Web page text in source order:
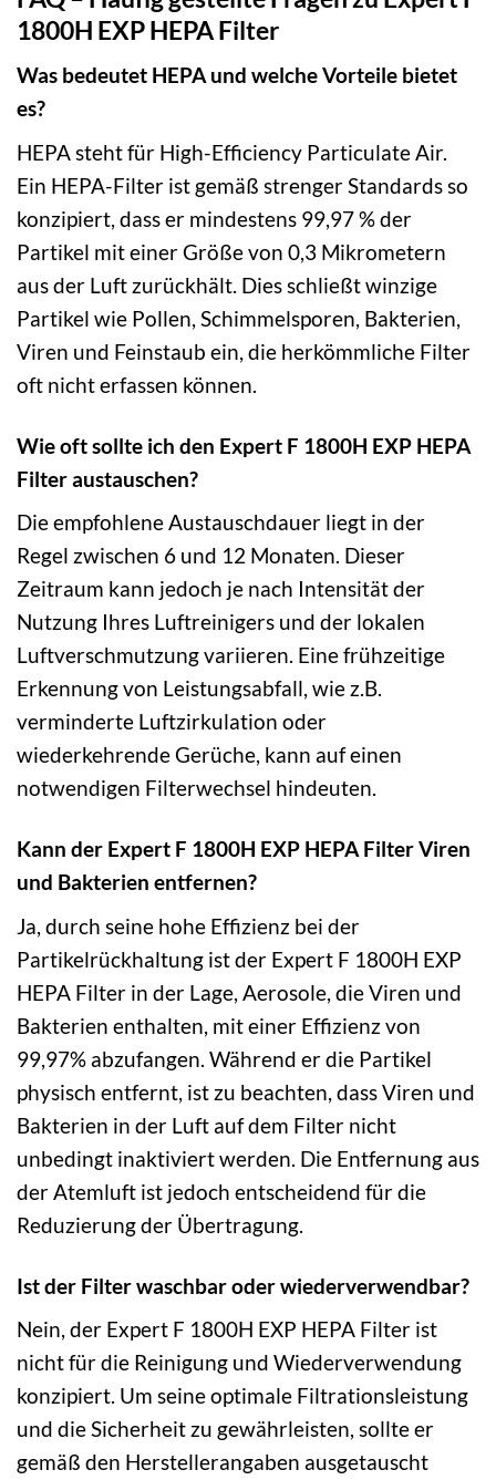
1800H EXP HEPA Filter
Was bedeutet HEPA und welche Vorteile bietet
es?
HEPA steht für High-Efficiency Particulate Air.
Ein HEPA-Filter ist gemäß strenger Standards so
konzipiert, dass er mindestens 99,97 % der
Partikel mit einer Größe von 0,3 Mikrometern
aus der Luft zurückhält. Dies schließt winzige
Partikel wie Pollen, Schimmelsporen, Bakterien,
Viren und Feinstaub ein, die herkömmliche Filter
oft nicht erfassen können.
Wie oft sollte ich den Expert F 1800H EXP HEPA
Filter austauschen?
Die empfohlene Austauschdauer liegt in der
Regel zwischen 6 und 12 Monaten. Dieser
Zeitraum kann jedoch je nach Intensität der
Nutzung Ihres Luftreinigers und der lokalen
Luftverschmutzung variieren. Eine frühzeitige
Erkennung von Leistungsabfall, wie z.B.
verminderte Luftzirkulation oder
wiederkehrende Gerüche, kann auf einen
notwendigen Filterwechsel hindeuten.
Kann der Expert F 1800H EXP HEPA Filter Viren
und Bakterien entfernen?
Ja, durch seine hohe Effizienz bei der
Partikelrückhaltung ist der Expert F 1800H EXP
HEPA Filter in der Lage, Aerosole, die Viren und
Bakterien enthalten, mit einer Effizienz von
99,97% abzufangen. Während er die Partikel
physisch entfernt, ist zu beachten, dass Viren und
Bakterien in der Luft auf dem Filter nicht
unbedingt inaktiviert werden. Die Entfernung aus
der Atemluft ist jedoch entscheidend für die
Reduzierung der Übertragung.
Ist der Filter waschbar oder wiederverwendbar?
Nein, der Expert F 1800H EXP HEPA Filter ist
nicht für die Reinigung und Wiederverwendung
konzipiert. Um seine optimale Filtrationsleistung
und die Sicherheit zu gewährleisten, sollte er
gemäß den Herstellerangaben ausgetauscht